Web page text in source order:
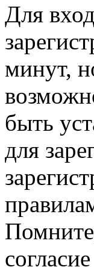
Для
минут,
быть
для